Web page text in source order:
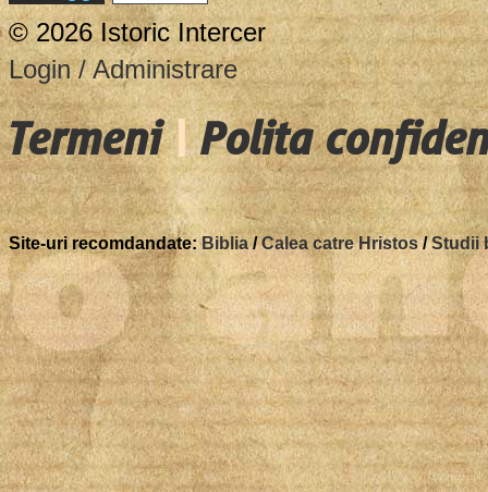
© 2026 Istoric Intercer
Login / Administrare
Termeni|Polita
Site-uri recomdandate:Biblia/Calea catre Hristos/Studii